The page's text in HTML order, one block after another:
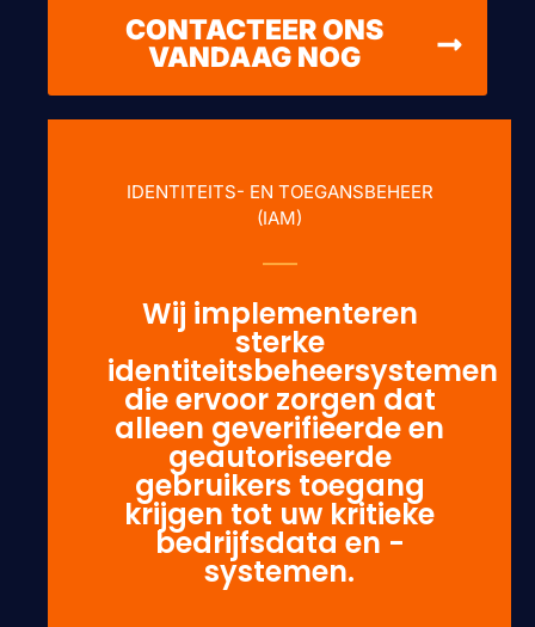
CONTACTEER ONS
VANDAAG NOG
IDENTITEITS- EN TOEGANSBEHEER
(IAM)
Wij implementeren
sterke
identiteitsbeheersystemen
die ervoor zorgen dat
alleen geverifieerde en
geautoriseerde
gebruikers toegang
krijgen tot uw kritieke
bedrijfsdata en -
systemen.